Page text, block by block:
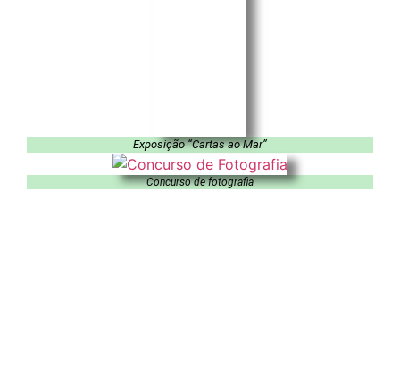
Exposição “Cartas ao Mar”
Concurso de fotografia